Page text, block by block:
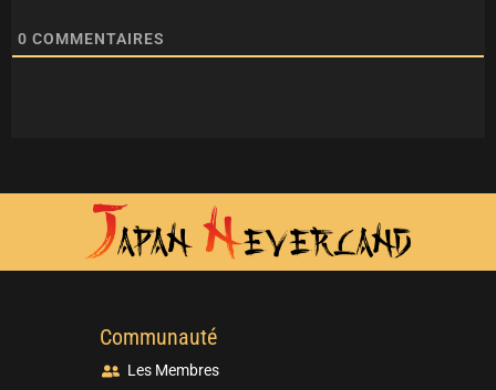
0 COMMENTAIRES
Communauté
Les Membres